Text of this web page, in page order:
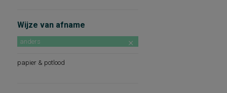
Wijze van afname
anders
papier & potlood